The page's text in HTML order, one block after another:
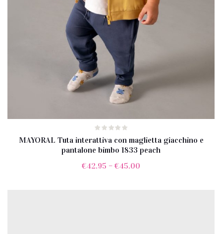
MAYORAL Tuta interattiva con maglietta giacchino e
pantalone bimbo 1833 peach
€42.95 – €45.00